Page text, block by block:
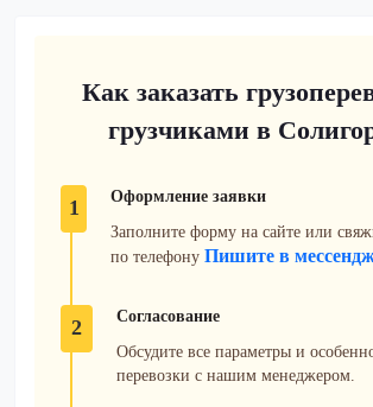
Как заказать
грузчиками в
1
Оформление заявки
Заполните форму на сайте или
по телефону Пишите в
2
Согласование
Обсудите все параметры и
перевозки с нашим менеджером.